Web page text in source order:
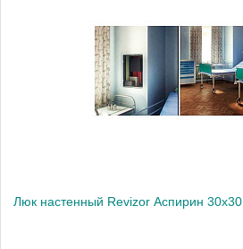
Люк настенный Revizor Аспирин 30x30